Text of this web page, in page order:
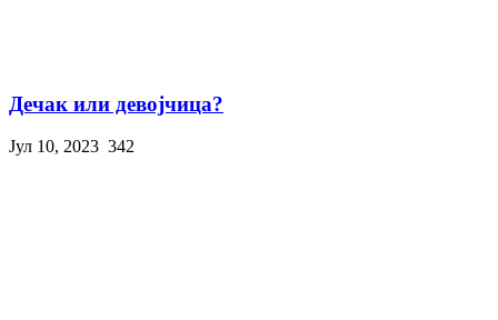
Дечак или девојчица?
Јул 10, 2023 342